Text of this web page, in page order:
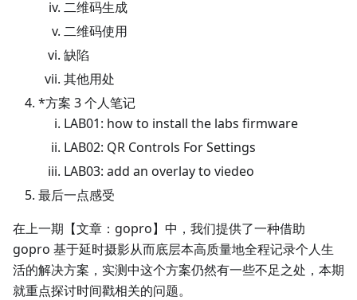
二维码生成
二维码使用
缺陷
其他用处
*方案 3 个人笔记
LAB01: how to install the labs firmware
LAB02: QR Controls For Settings
LAB03: add an overlay to viedeo
最后一点感受
在上一期【文章：gopro】中，我们提供了一种借助
gopro 基于延时摄影从而底层本高质量地全程记录个人生
活的解决方案，实测中这个方案仍然有一些不足之处，本期
就重点探讨时间戳相关的问题。